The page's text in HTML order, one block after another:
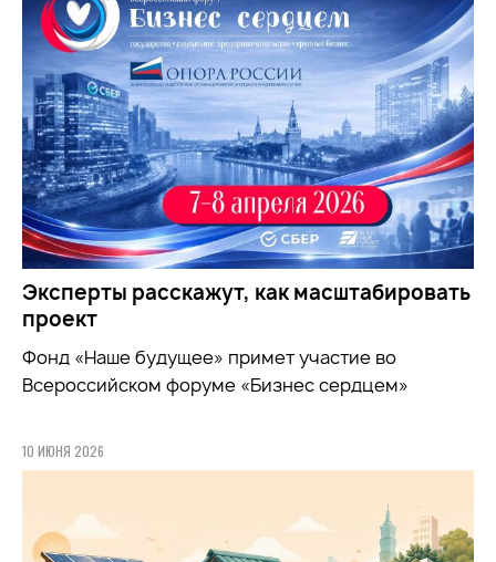
Эксперты расскажут, как масштабировать
проект
Фонд «Наше будущее» примет участие во
Всероссийском форуме «Бизнес сердцем»
10 ИЮНЯ 2026